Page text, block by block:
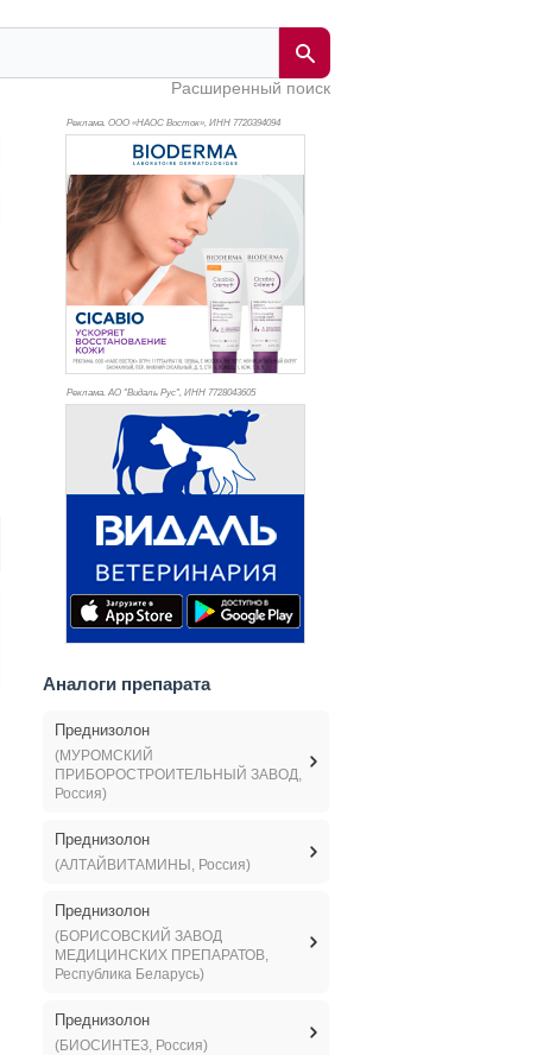
Расширенный поиск
Реклама. ООО «НАОС Восток», ИНН 7720394094
Реклама. АО "Видаль Рус", ИНН 7728043605
Аналоги препарата
Преднизолон
(МУРОМСКИЙ
ПРИБОРОСТРОИТЕЛЬНЫЙ ЗАВОД,
Россия)
Преднизолон
(АЛТАЙВИТАМИНЫ, Россия)
Преднизолон
(БОРИСОВСКИЙ ЗАВОД
МЕДИЦИНСКИХ ПРЕПАРАТОВ,
Республика Беларусь)
Преднизолон
(БИОСИНТЕЗ, Россия)